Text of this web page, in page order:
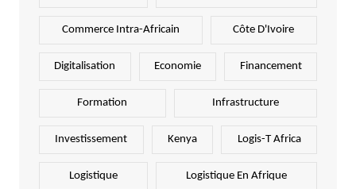
Commerce Intra-Africain Côte D'Ivoire
Digitalisation Economie Financement
Formation Infrastructure
Investissement Kenya Logis-T Africa
Logistique Logistique En Afrique